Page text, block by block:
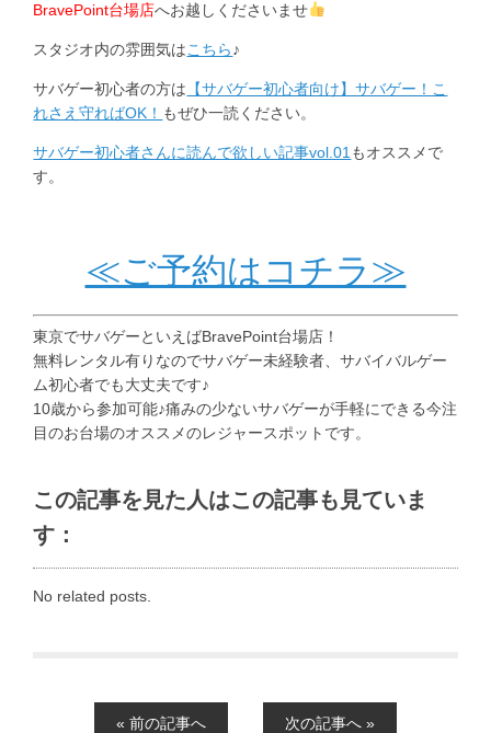
BravePoint台場店へお越しくださいませ
スタジオ内の雰囲気はこちら♪
サバゲー初心者の方は 【サバゲー初心者向け】サバゲー！こ
れさえ守ればOK！ もぜひ一読ください。
サバゲー初心者さんに読んで欲しい記事vol.01 もオススメで
す。
≪ご予約はコチラ≫
東京でサバゲーといえばBravePoint台場店！
無料レンタル有りなのでサバゲー未経験者、サバイバルゲー
ム初心者でも大丈夫です♪
10歳から参加可能♪痛みの少ないサバゲーが手軽にできる今注
目のお台場のオススメのレジャースポットです。
この記事を見た人はこの記事も見ていま
す：
No related posts.
« 前の記事へ 次の記事へ »